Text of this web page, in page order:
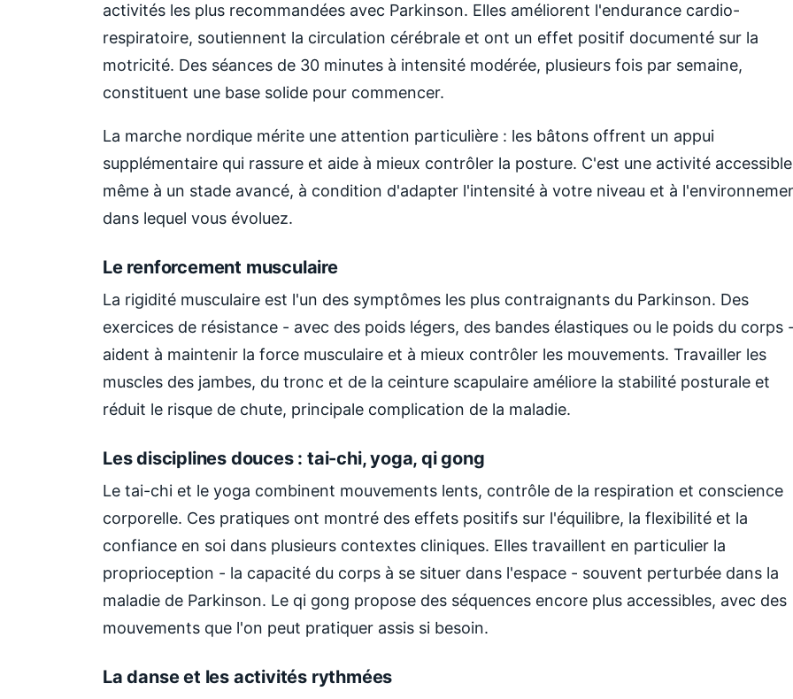
activités les plus recommandées avec Parkinson. Elles améliorent l'endurance cardio-
respiratoire, soutiennent la circulation cérébrale et ont un effet positif documenté sur la
motricité. Des séances de 30 minutes à intensité modérée, plusieurs fois par semaine,
constituent une base solide pour commencer.
La marche nordique mérite une attention particulière : les bâtons offrent un appui
supplémentaire qui rassure et aide à mieux contrôler la posture. C'est une activité accessible
même à un stade avancé, à condition d'adapter l'intensité à votre niveau et à
dans lequel vous évoluez.
Le renforcement musculaire
La rigidité musculaire est l'un des symptômes les plus contraignants du Parkinson. Des
exercices de résistance - avec des poids légers, des bandes élastiques ou le poids du corps
aident à maintenir la force musculaire et à mieux contrôler les mouvements. Travailler les
muscles des jambes, du tronc et de la ceinture scapulaire améliore la stabilité posturale et
réduit le risque de chute, principale complication de la maladie.
Les disciplines douces : tai-chi, yoga, qi gong
Le tai-chi et le yoga combinent mouvements lents, contrôle de la respiration et conscience
corporelle. Ces pratiques ont montré des effets positifs sur l'équilibre, la flexibilité et la
confiance en soi dans plusieurs contextes cliniques. Elles travaillent en particulier la
proprioception - la capacité du corps à se situer dans l'espace - souvent perturbée dans la
maladie de Parkinson. Le qi gong propose des séquences encore plus accessibles, avec des
mouvements que l'on peut pratiquer assis si besoin.
La danse et les activités rythmées